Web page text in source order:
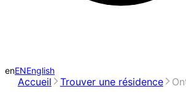
enENEnglish
Accueil Trouver une résidence